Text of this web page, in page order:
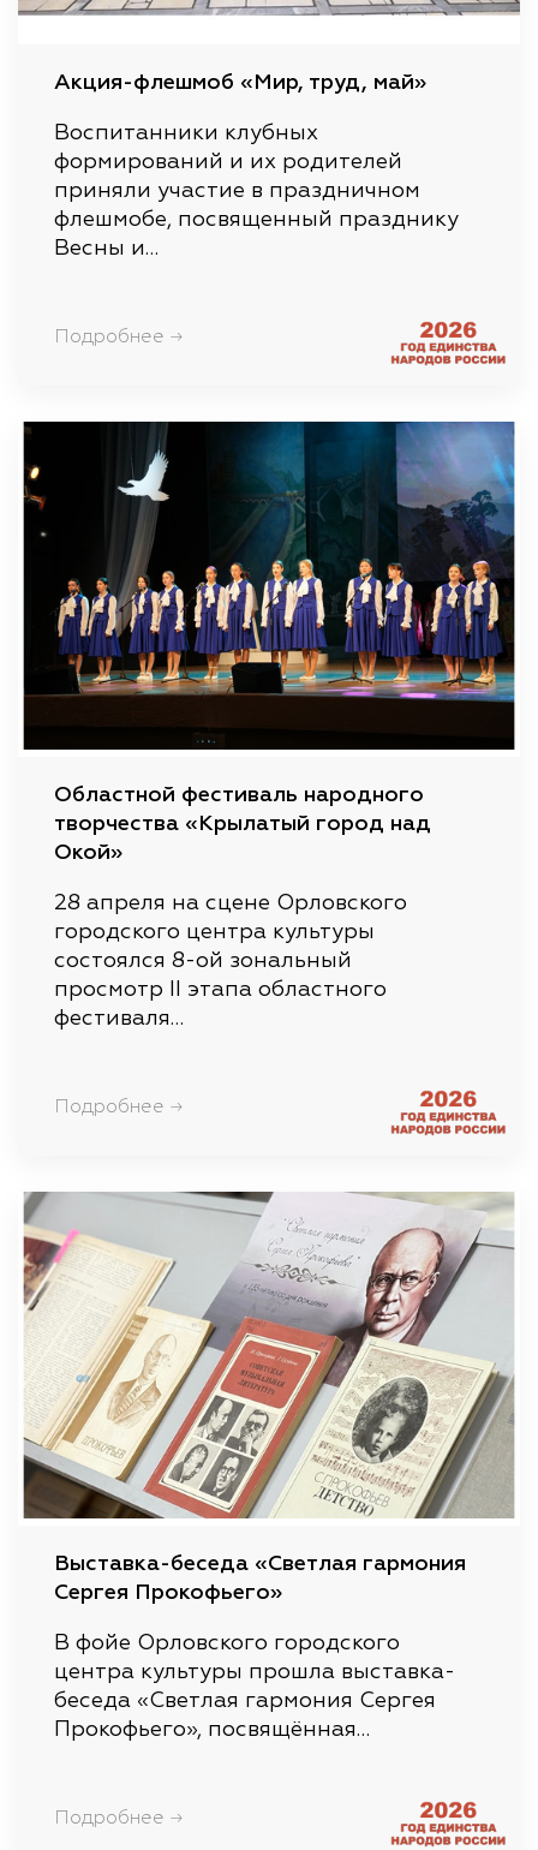
Акция-флешмоб «Мир, труд, май»
Воспитанники клубных
формирований и их родителей
приняли участие в праздничном
флешмобе, посвященный празднику
Весны и…
Подробнее →
Областной фестиваль народного
творчества «Крылатый город над
Окой»
28 апреля на сцене Орловского
городского центра культуры
состоялся 8-ой зональный
просмотр II этапа областного
фестиваля…
Подробнее →
Выставка-беседа «Светлая гармония
Сергея Прокофьего»
В фойе Орловского городского
центра культуры прошла выставка-
беседа «Светлая гармония Сергея
Прокофьего», посвящённая…
Подробнее →